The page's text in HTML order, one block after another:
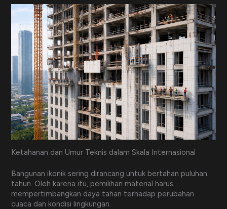
Ketahanan dan Umur Teknis dalam Skala Internasional
Bangunan ikonik sering dirancang untuk bertahan puluhan
tahun. Oleh karena itu, pemilihan material harus
mempertimbangkan daya tahan terhadap perubahan
cuaca dan kondisi lingkungan.